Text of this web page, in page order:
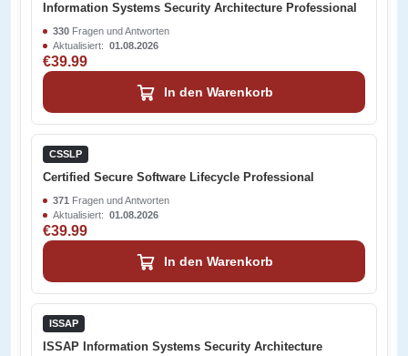
Information Systems Security Architecture Professional
330 Fragen und Antworten
Aktualisiert: 01.08.2026
€39.99
In den Warenkorb
CSSLP
Certified Secure Software Lifecycle Professional
371 Fragen und Antworten
Aktualisiert: 01.08.2026
€39.99
In den Warenkorb
ISSAP
ISSAP Information Systems Security Architecture